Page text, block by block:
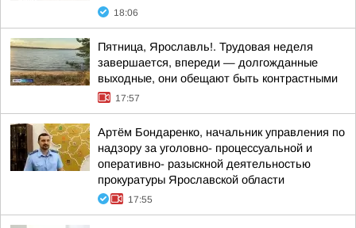
18:06
Пятница, Ярославль!. Трудовая неделя
завершается, впереди — долгожданные
выходные, они обещают быть контрастными
17:57
Артём Бондаренко, начальник управления по
надзору за уголовно- процессуальной и
оперативно- разыскной деятельностью
прокуратуры Ярославской области
17:55